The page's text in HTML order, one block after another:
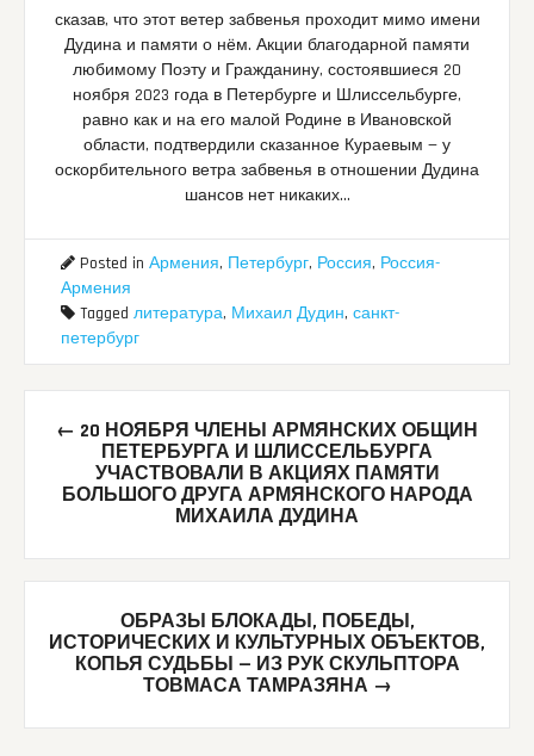
сказав, что этот ветер забвенья проходит мимо имени
Дудина и памяти о нём. Акции благодарной памяти
любимому Поэту и Гражданину, состоявшиеся 20
ноября 2023 года в Петербурге и Шлиссельбурге,
равно как и на его малой Родине в Ивановской
области, подтвердили сказанное Кураевым — у
оскорбительного ветра забвенья в отношении Дудина
шансов нет никаких…
Posted in Армения, Петербург, Россия, Россия-
Армения
Tagged литература, Михаил Дудин, санкт-
петербург
Post
navigation
← 20 НОЯБРЯ ЧЛЕНЫ АРМЯНСКИХ ОБЩИН
ПЕТЕРБУРГА И ШЛИССЕЛЬБУРГА
УЧАСТВОВАЛИ В АКЦИЯХ ПАМЯТИ
БОЛЬШОГО ДРУГА АРМЯНСКОГО НАРОДА
МИХАИЛА ДУДИНА
ОБРАЗЫ БЛОКАДЫ, ПОБЕДЫ,
ИСТОРИЧЕСКИХ И КУЛЬТУРНЫХ ОБЪЕКТОВ,
КОПЬЯ СУДЬБЫ — ИЗ РУК СКУЛЬПТОРА
ТОВМАСА ТАМРАЗЯНА →